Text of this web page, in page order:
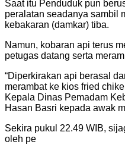
Saat itu Penduduk pun
peralatan seadanya sambil
kebakaran (damkar) tiba.
Namun, kobaran api terus
petugas datang serta
“Diperkirakan api berasal
merambat ke kios fried
Kepala Dinas Pemadam
Hasan Basri kepada awak
Sekira pukul 22.49 WIB,
oleh pe